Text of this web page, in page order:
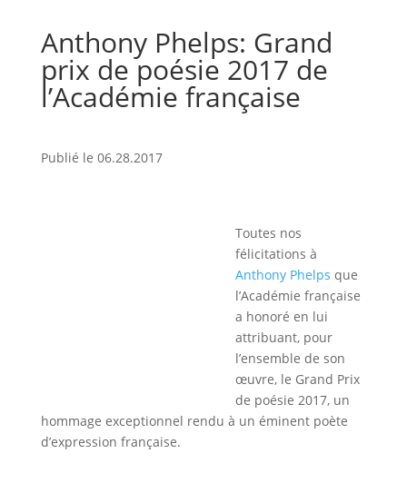
Anthony Phelps: Grand
prix de poésie 2017 de
l’Académie française
Publié le 06.28.2017
Toutes nos
félicitations à
Anthony Phelps que
l’Académie française
a honoré en lui
attribuant, pour
l’ensemble de son
œuvre, le Grand Prix
de poésie 2017, un
hommage exceptionnel rendu à un éminent poète
d’expression française.